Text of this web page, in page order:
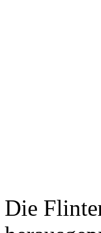
Die